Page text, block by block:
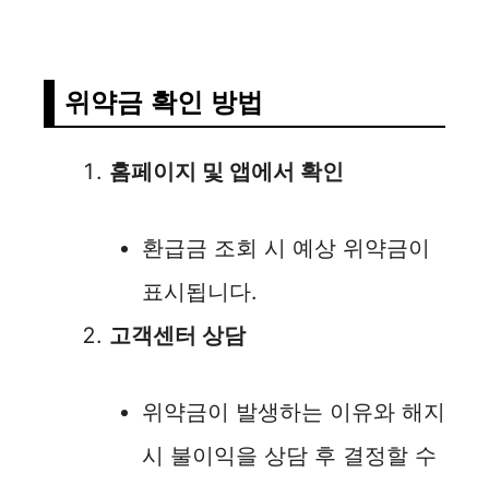
위약금 확인 방법
홈페이지 및 앱에서 확인
환급금 조회 시 예상 위약금이
표시됩니다.
고객센터 상담
위약금이 발생하는 이유와 해지
시 불이익을 상담 후 결정할 수